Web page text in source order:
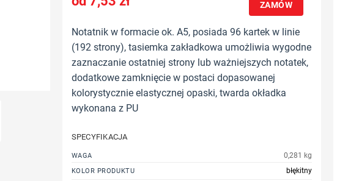
ZAMÓW
Notatnik w formacie ok. A5, posiada 96 kartek w linie
(192 strony), tasiemka zakładkowa umożliwia wygodne
zaznaczanie ostatniej strony lub ważniejszych notatek,
dodatkowe zamknięcie w postaci dopasowanej
kolorystycznie elastycznej opaski, twarda okładka
wykonana z PU
SPECYFIKACJA
WAGA 0,281 kg
KOLOR PRODUKTU błękitny